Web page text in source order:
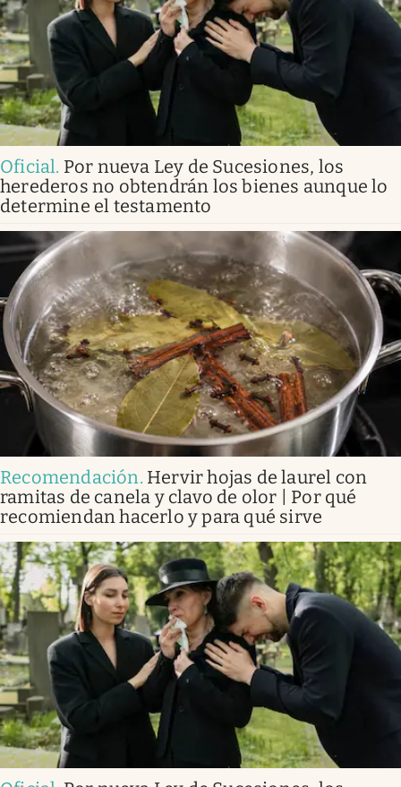
Oficial. Por nueva Ley de Sucesiones, los
herederos no obtendrán los bienes aunque lo
determine el testamento
Recomendación. Hervir hojas de laurel con
ramitas de canela y clavo de olor | Por qué
recomiendan hacerlo y para qué sirve